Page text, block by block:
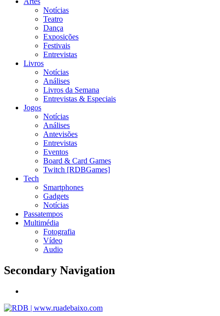
Notícias
Teatro
Dança
Exposições
Festivais
Entrevistas
Livros
Notícias
Análises
Livros da Semana
Entrevistas & Especiais
Jogos
Notícias
Análises
Antevisões
Entrevistas
Eventos
Board & Card Games
Twitch [RDBGames]
Tech
Smartphones
Gadgets
Notícias
Passatempos
Multimédia
Fotografia
Vídeo
Audio
Secondary Navigation